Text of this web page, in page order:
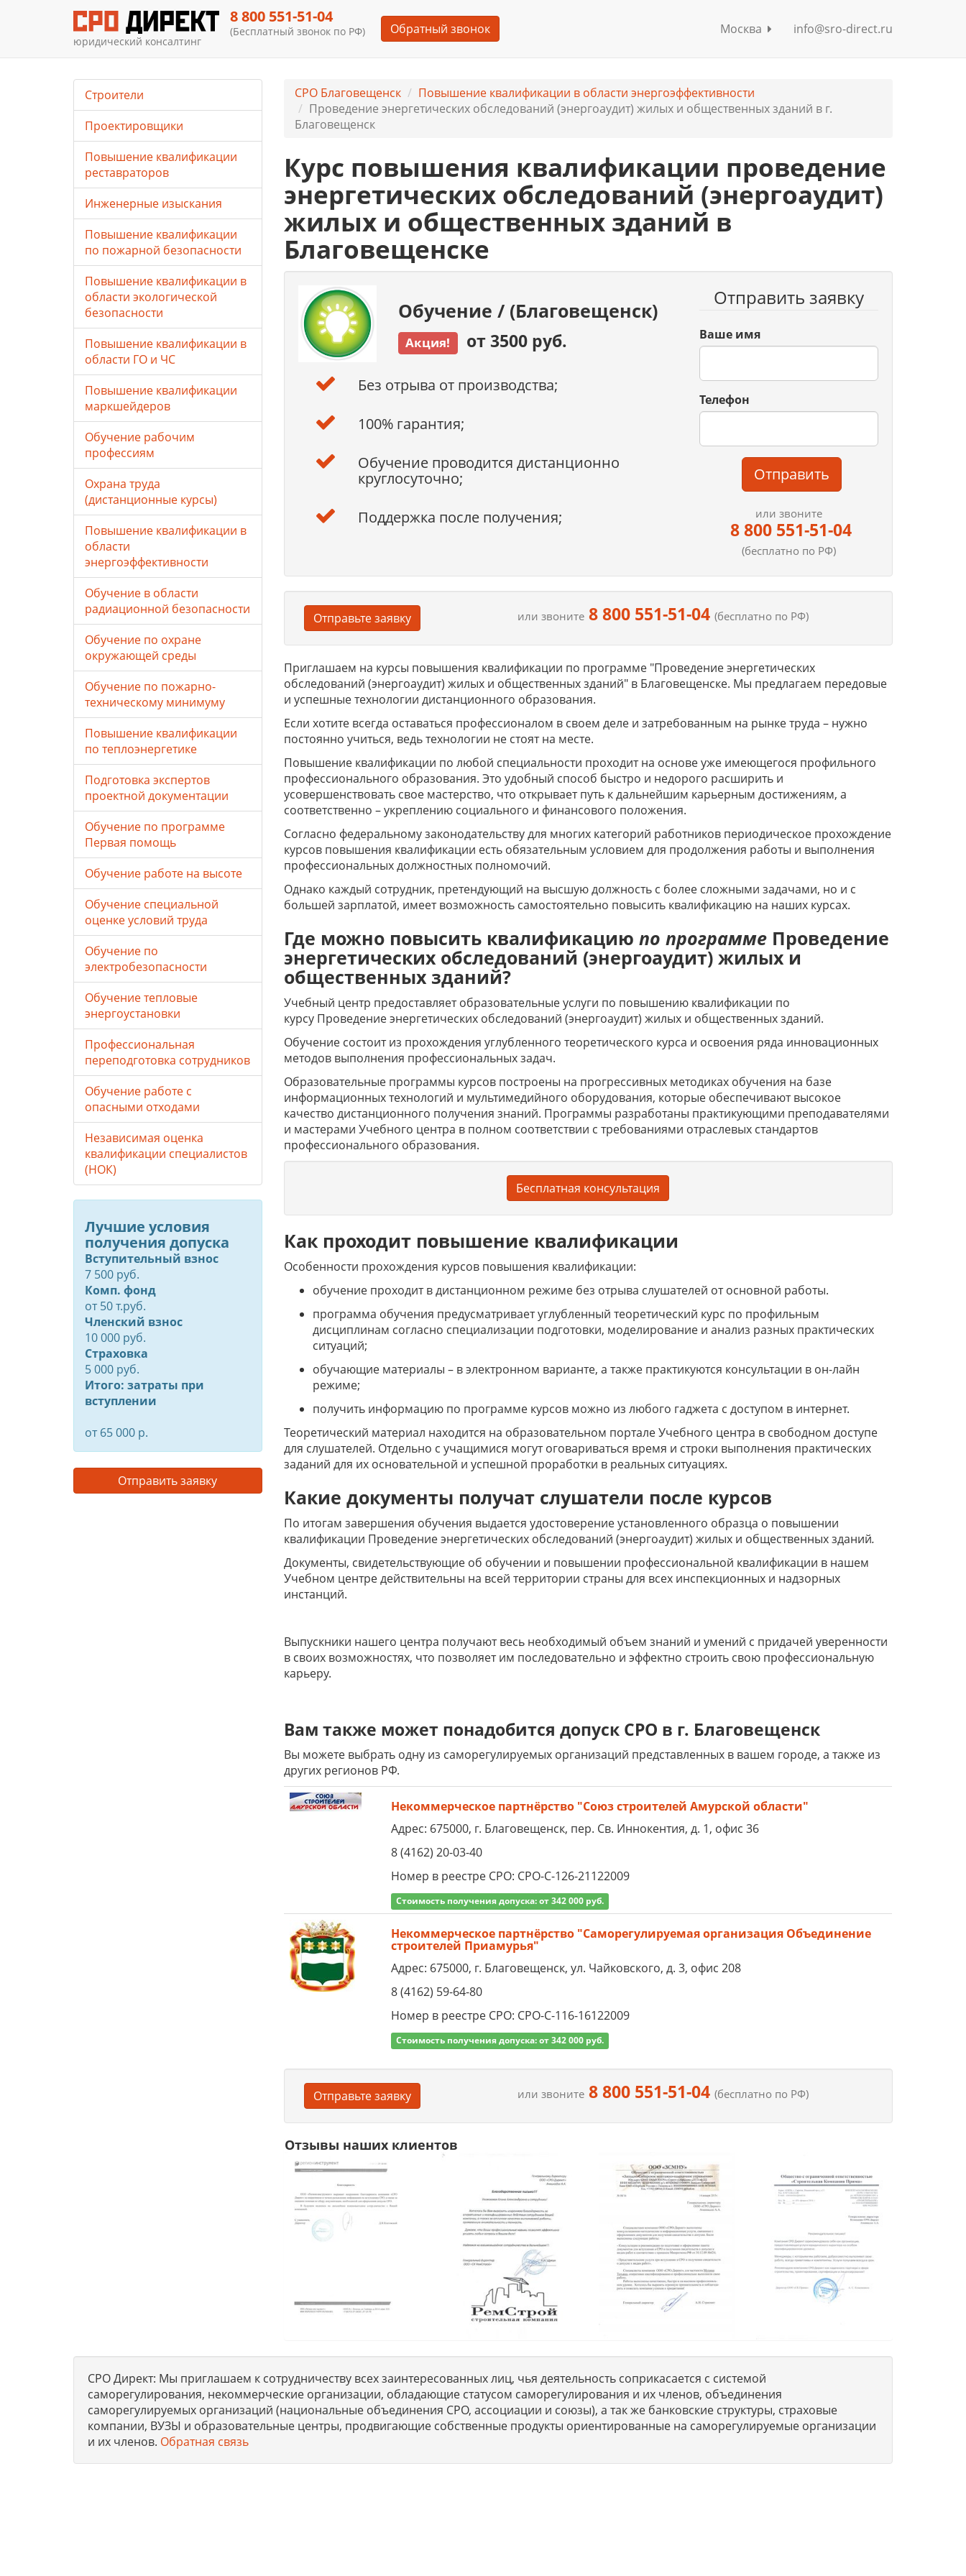
юридический консалтинг
8 800 551-51-04
(Бесплатный звонок по РФ) Обратный звонок Москва info@sro-direct.ru
СРО Благовещенск
Повышение квалификации в области энергоэффективности
Проведение энергетических обследований (энергоаудит) жилых и общественных зданий в г.
Благовещенск
Курс повышения квалификации проведение
энергетических обследований (энергоаудит)
жилых и общественных зданий в
Благовещенске
Обучение / (Благовещенск)
Акция! от 3500 руб.
Без отрыва от производства;
100% гарантия;
Обучение проводится дистанционно
круглосуточно;
Поддержка после получения;
Отправить заявку
Ваше имя
Телефон
Отправить
или звоните
8 800 551-51-04
(бесплатно по РФ)
Отправьте заявку или звоните 8 800 551-51-04(бесплатно по РФ)
Приглашаем на курсы повышения квалификации по программе "Проведение энергетических
обследований (энергоаудит) жилых и общественных зданий" в Благовещенске. Мы предлагаем передовые
и успешные технологии дистанционного образования.
Если хотите всегда оставаться профессионалом в своем деле и затребованным на рынке труда – нужно
постоянно учиться, ведь технологии не стоят на месте.
Повышение квалификации по любой специальности проходит на основе уже имеющегося профильного
профессионального образования. Это удобный способ быстро и недорого расширить и
усовершенствовать свое мастерство, что открывает путь к дальнейшим карьерным достижениям, а
соответственно – укреплению социального и финансового положения.
Согласно федеральному законодательству для многих категорий работников периодическое прохождение
курсов повышения квалификации есть обязательным условием для продолжения работы и выполнения
профессиональных должностных полномочий.
Однако каждый сотрудник, претендующий на высшую должность с более сложными задачами, но и с
большей зарплатой, имеет возможность самостоятельно повысить квалификацию на наших курсах.
Где можно повысить квалификацию по программе Проведение
энергетических обследований (энергоаудит) жилых и
общественных зданий?
Учебный центр предоставляет образовательные услуги по повышению квалификации по
курсу Проведение энергетических обследований (энергоаудит) жилых и общественных зданий.
Обучение состоит из прохождения углубленного теоретического курса и освоения ряда инновационных
методов выполнения профессиональных задач.
Образовательные программы курсов построены на прогрессивных методиках обучения на базе
информационных технологий и мультимедийного оборудования, которые обеспечивают высокое
качество дистанционного получения знаний. Программы разработаны практикующими преподавателями
и мастерами Учебного центра в полном соответствии с требованиями отраслевых стандартов
профессионального образования.
Бесплатная консультация
Как проходит повышение квалификации
Особенности прохождения курсов повышения квалификации:
обучение проходит в дистанционном режиме без отрыва слушателей от основной работы.
программа обучения предусматривает углубленный теоретический курс по профильным
дисциплинам согласно специализации подготовки, моделирование и анализ разных практических
ситуаций;
обучающие материалы – в электронном варианте, а также практикуются консультации в он-лайн
режиме;
получить информацию по программе курсов можно из любого гаджета с доступом в интернет.
Теоретический материал находится на образовательном портале Учебного центра в свободном доступе
для слушателей. Отдельно с учащимися могут оговариваться время и строки выполнения практических
заданий для их основательной и успешной проработки в реальных ситуациях.
Какие документы получат слушатели после курсов
По итогам завершения обучения выдается удостоверение установленного образца о повышении
квалификации Проведение энергетических обследований (энергоаудит) жилых и общественных зданий.
Документы, свидетельствующие об обучении и повышении профессиональной квалификации в нашем
Учебном центре действительны на всей территории страны для всех инспекционных и надзорных
инстанций.
Выпускники нашего центра получают весь необходимый объем знаний и умений с придачей уверенности
в своих возможностях, что позволяет им последовательно и эффектно строить свою профессиональную
карьеру.
Вам также может понадобится допуск СРО в г. Благовещенск
Вы можете выбрать одну из саморегулируемых организаций представленных в вашем городе, а также из
других регионов РФ.
Некоммерческое партнёрство "Союз строителей Амурской области"
Адрес: 675000, г. Благовещенск, пер. Св. Иннокентия, д. 1, офис 36
8 (4162) 20-03-40
Номер в реестре СРО: СРО-С-126-21122009
Стоимость получения допуска: от 342 000 руб.
Некоммерческое партнёрство "Саморегулируемая организация Объединение
строителей Приамурья"
Адрес: 675000, г. Благовещенск, ул. Чайковского, д. 3, офис 208
8 (4162) 59-64-80
Номер в реестре СРО: СРО-С-116-16122009
Стоимость получения допуска: от 342 000 руб.
Отправьте заявку или звоните 8 800 551-51-04(бесплатно по РФ)
Отзывы наших клиентов
Строители
Проектировщики
Повышение квалификации
реставраторов
Инженерные изыскания
Повышение квалификации
по пожарной безопасности
Повышение квалификации в
области экологической
безопасности
Повышение квалификации в
области ГО и ЧС
Повышение квалификации
маркшейдеров
Обучение рабочим
профессиям
Охрана труда
(дистанционные курсы)
Повышение квалификации в
области
энергоэффективности
Обучение в области
радиационной безопасности
Обучение по охране
окружающей среды
Обучение по пожарно-
техническому минимуму
Повышение квалификации
по теплоэнергетике
Подготовка экспертов
проектной документации
Обучение по программе
Первая помощь
Обучение работе на высоте
Обучение специальной
оценке условий труда
Обучение по
электробезопасности
Обучение тепловые
энергоустановки
Профессиональная
переподготовка сотрудников
Обучение работе с
опасными отходами
Независимая оценка
квалификации специалистов
(НОК)
Лучшие условия
получения допуска
Вступительный взнос
7 500 руб.
Комп. фонд
от50т.руб.
Членский взнос
10 000 руб.
Страховка
5 000 руб.
Итого: затраты при
вступлении
от 65 000 р.
Отправить заявку
СРО Директ: Мы приглашаем к сотрудничеству всех заинтересованных лиц, чья деятельность соприкасается с системой
саморегулирования, некоммерческие организации, обладающие статусом саморегулирования и их членов, объединения
саморегулируемых организаций (национальные объединения СРО, ассоциации и союзы), а так же банковские структуры, страховые
компании, ВУЗЫ и образовательные центры, продвигающие собственные продукты ориентированные на саморегулируемые организации
и их членов. Обратная связь